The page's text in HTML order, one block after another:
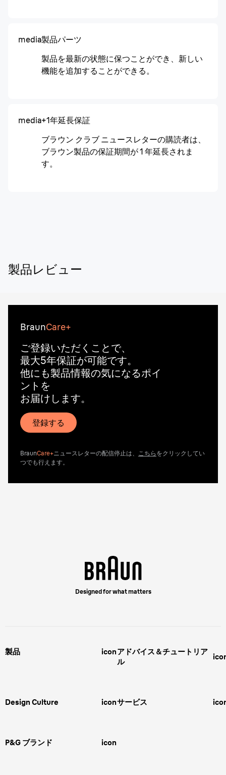
media製品パーツ
製品を最新の状態に保つことができ、新しい
機能を追加することができる。
media+1年延長保証
ブラウン クラブ ニュースレターの購読者は、
ブラウン製品の保証期間が 1 年延長されま
す。
製品レビュー
BraunCare+
ご登録いただくことで、
最大5年保証が可能です。
他にも製品情報の気になるポイ
ントを
お届けします。
登録する
BraunCare+ニュースレターの配信停止は、 こちら をクリックしてい
つでも行えます。
Designed for what matters
製品 icon
スキンケア
ipl脱毛
アドバイス＆チュートリア
ル
ボディグルーミング
Design Culture icon
Braun Brand & Products
サービス
P&G ブランド icon